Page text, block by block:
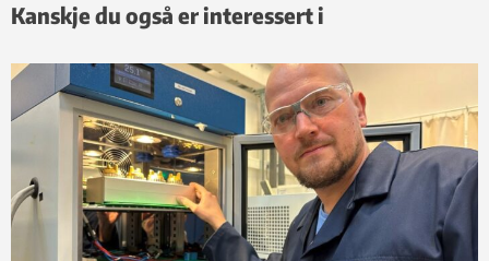
Kanskje du også er interessert i